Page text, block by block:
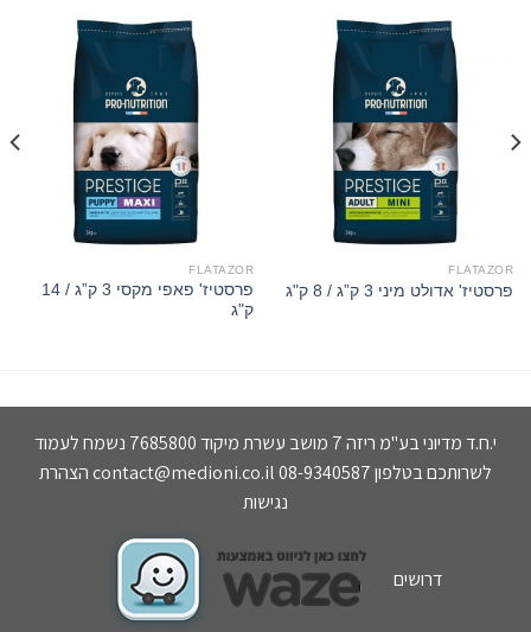
FLATAZOR
פרסטיז' אדולט מיני 3 ק”ג / 8 ק"ג
FLATAZOR
פרסטיז' פאפי מקסי 3 ק”ג / 14
ק"ג
י.ח.ד מדיוני בע"מ ריזה 7 מושב עשרת מיקוד 7685800 נשמח לעמוד
לשרותכם בטלפון 08-9340587
contact@medioni.co.il הצהרת
נגישות
דרושים